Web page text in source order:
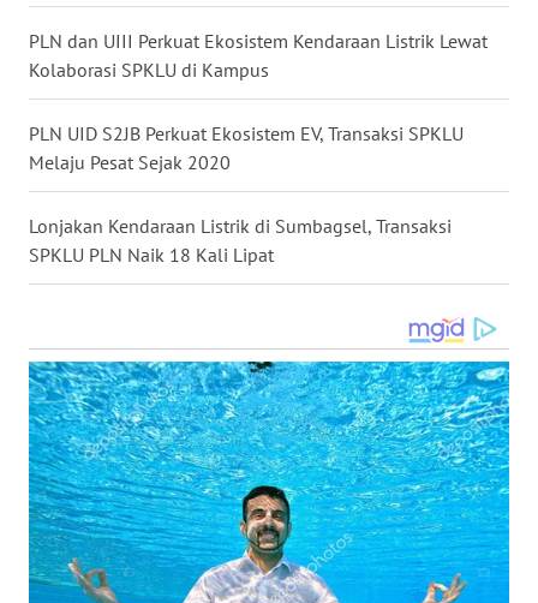
PLN dan UIII Perkuat Ekosistem Kendaraan Listrik Lewat
Kolaborasi SPKLU di Kampus
PLN UID S2JB Perkuat Ekosistem EV, Transaksi SPKLU
Melaju Pesat Sejak 2020
Lonjakan Kendaraan Listrik di Sumbagsel, Transaksi
SPKLU PLN Naik 18 Kali Lipat
WN
KALTARA
WN
KALSEL
WN
KALTIM
WN
WN
GORONTALO
WN
SULUT
WN
MALUKU